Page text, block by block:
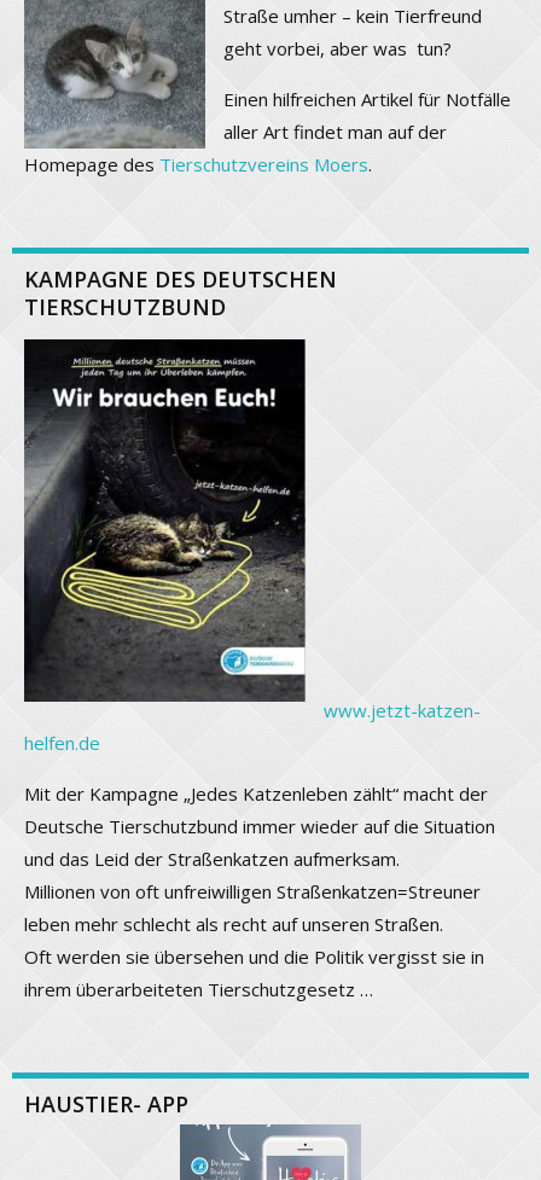
Straße umher – kein Tierfreund
geht vorbei, aber was tun?
Einen hilfreichen Artikel für Notfälle
aller Art findet man auf der
Homepage des Tierschutzvereins Moers.
KAMPAGNE DES DEUTSCHEN
TIERSCHUTZBUND
www.jetzt-katzen-
helfen.de
Mit der Kampagne „Jedes Katzenleben zählt“ macht der
Deutsche Tierschutzbund immer wieder auf die Situation
und das Leid der Straßenkatzen aufmerksam.
Millionen von oft unfreiwilligen Straßenkatzen=Streuner
leben mehr schlecht als recht auf unseren Straßen.
Oft werden sie übersehen und die Politik vergisst sie in
ihrem überarbeiteten Tierschutzgesetz …
HAUSTIER- APP